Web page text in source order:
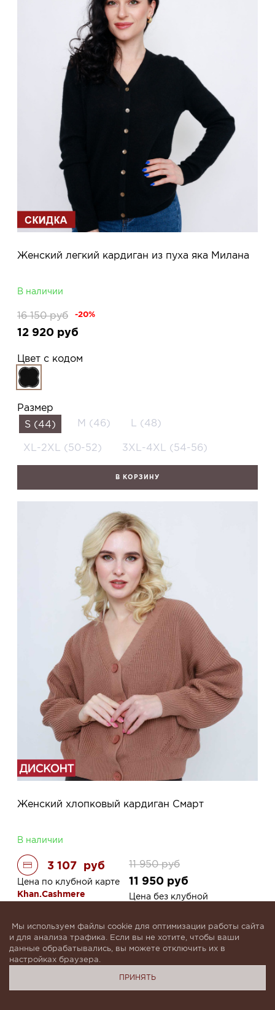
Женский легкий кардиган из пуха яка Милана
В наличии
16 150 руб -20%
12 920 руб
Цвет с кодом
Размер
S (44)
M (46) L (48)
XL-2XL (50-52) 3XL-4XL (54-56)
В КОРЗИНУ
Женский хлопковый кардиган Смарт
В наличии
3 107 руб
Цена по клубной карте
Khan.Cashmere
11 950 руб
11 950 руб
Цена без клубной
Цвет с кодом
Мы используем файлы cookie для оптимизации работы сайта
и для анализа трафика. Если вы не хотите, чтобы ваши
данные обрабатывались, вы можете отключить их в
настройках браузера.
ПРИНЯТЬ